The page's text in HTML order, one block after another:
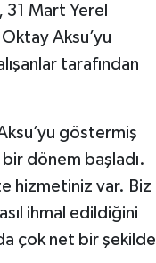
31 Mart Yerel
Aksu’yu
tarafından
göstermiş
dönem başladı.
hizmetiniz var. Biz
ihmal edildiğini
çok net bir şekilde